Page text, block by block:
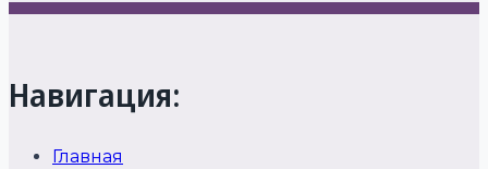
Навигация:
Главная